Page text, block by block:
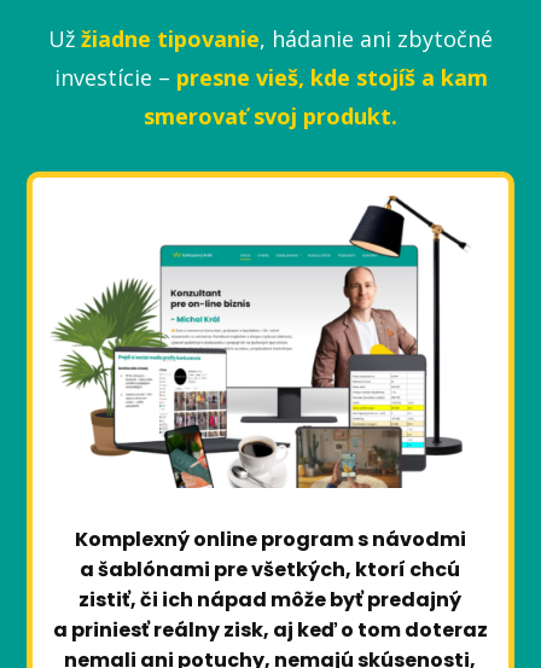
Už žiadne tipovanie, hádanie ani zbytočné
investície – presne vieš, kde stojíš a kam
smerovať svoj produkt.
Komplexný online program s návodmi
a šablónami pre všetkých, ktorí chcú
zistiť, či ich nápad môže byť predajný
a priniesť reálny zisk, aj keď o tom doteraz
nemali ani potuchy, nemajú skúsenosti,